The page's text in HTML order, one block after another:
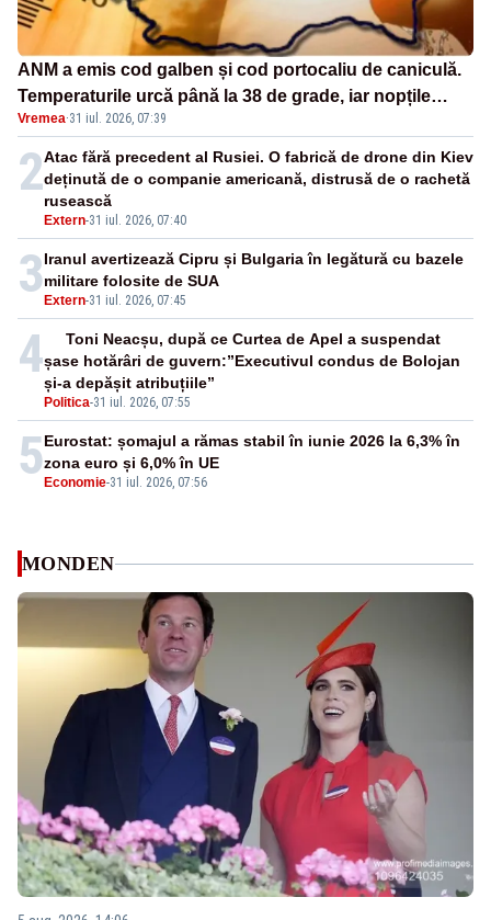
ANM a emis cod galben și cod portocaliu de caniculă.
Temperaturile urcă până la 38 de grade, iar nopțile
devin tropicale
Vremea·31 iul. 2026, 07:39
2
Extern-31 iul. 2026, 07:40
Atac fără precedent al Rusiei. O fabrică de drone din Kiev
deținută de o companie americană, distrusă de o rachetă
rusească
3 Extern-31 iul. 2026, 07:45
Iranul avertizează Cipru și Bulgaria în legătură cu bazele
militare folosite de SUA
4
Politica-31 iul. 2026, 07:55
Toni Neacșu, după ce Curtea de Apel a suspendat
șase hotărâri de guvern:”Executivul condus de Bolojan
și-a depășit atribuțiile”
5 Economie-31 iul. 2026, 07:56
Eurostat: șomajul a rămas stabil în iunie 2026 la 6,3% în
zona euro și 6,0% în UE
MONDEN